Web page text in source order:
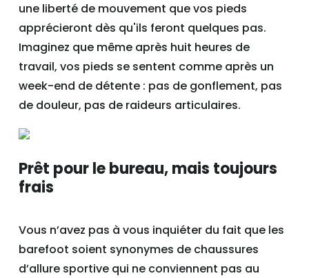
une liberté de mouvement que vos pieds
apprécieront dès qu'ils feront quelques pas.
Imaginez que même après huit heures de
travail, vos pieds se sentent comme après un
week-end de détente : pas de gonflement, pas
de douleur, pas de raideurs articulaires.
Prêt pour le bureau, mais toujours
frais
Vous n’avez pas à vous inquiéter du fait que les
barefoot soient synonymes de chaussures
d’allure sportive qui ne conviennent pas au